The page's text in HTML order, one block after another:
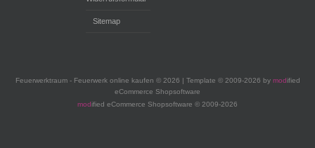
Sitemap
Feuerwerktraum - Feuerwerk online kaufen © 2026 | Template © 2009-2026 by modified
eCommerce Shopsoftware
modified eCommerce Shopsoftware © 2009-2026